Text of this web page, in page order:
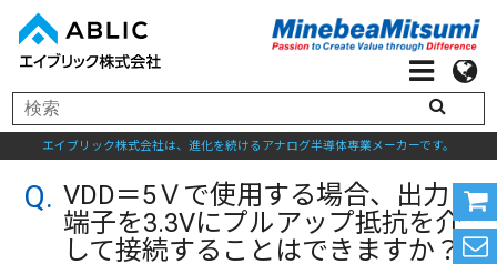
エイブリック株式会社は、進化を続けるアナログ半導体専業メーカーです。
VDD＝5Ｖで使用する場合、出力
端子を3.3Vにプルアップ抵抗を介
して接続することはできますか？